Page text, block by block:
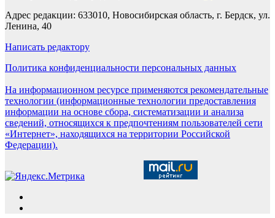
Адрес редакции: 633010, Новосибирская область, г. Бердск, ул.
Ленина, 40
Написать редактору
Политика конфиденциальности персональных данных
На информационном ресурсе применяются рекомендательные
технологии (информационные технологии предоставления
информации на основе сбора, систематизации и анализа
сведений, относящихся к предпочтениям пользователей сети
«Интернет», находящихся на территории Российской
Федерации).